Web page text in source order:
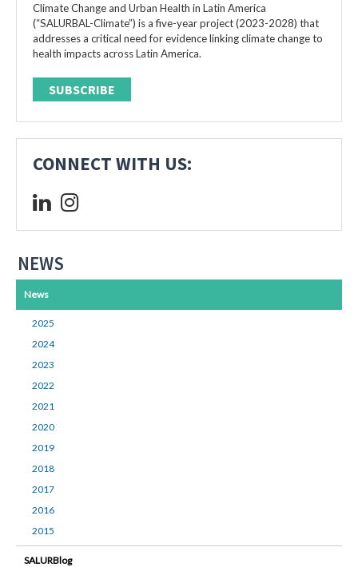
Climate Change and Urban Health in Latin America
(“SALURBAL-Climate”) is a five-year project (2023-2028) that
addresses a critical need for evidence linking climate change to
health impacts across Latin America.
SUBSCRIBE
CONNECT WITH US:
NEWS
News
2025
2024
2023
2022
2021
2020
2019
2018
2017
2016
2015
SALURBlog